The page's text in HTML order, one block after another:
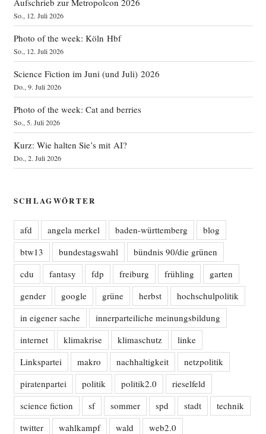
So., 12. Juli 2026
Photo of the week: Köln Hbf
So., 12. Juli 2026
Science Fiction im Juni (und Juli) 2026
Do., 9. Juli 2026
Photo of the week: Cat and berries
So., 5. Juli 2026
Kurz: Wie halten Sie’s mit AI?
Do., 2. Juli 2026
SCHLAGWÖRTER
afd angela merkel baden-württemberg
blog
btw13
bundestagswahl
bündnis 90/die grünen
cdu
fantasy fdp freiburg frühling
garten
gender
google grüne herbst
hochschulpolitik
in eigener sache
innerparteiliche meinungsbildung
internet
klimakrise klimaschutz
linke
Linkspartei
makro nachhaltigkeit
netzpolitik
piratenpartei
politik politik2.0
rieselfeld
science fiction
sf sommer spd stadt
technik
twitter
wahlkampf wald
web2.0